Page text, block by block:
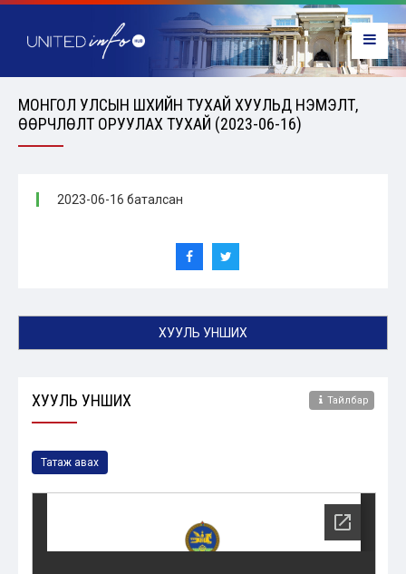
МОНГОЛ УЛСЫН ШҮҮХИЙН ТУХАЙ ХУУЛЬД НЭМЭЛТ,
ӨӨРЧЛӨЛТ ОРУУЛАХ ТУХАЙ (2023-06-16)
2023-06-16 баталсан
ХУУЛЬ УНШИХ
ХУУЛЬ УНШИХ Тайлбар
Татаж авах